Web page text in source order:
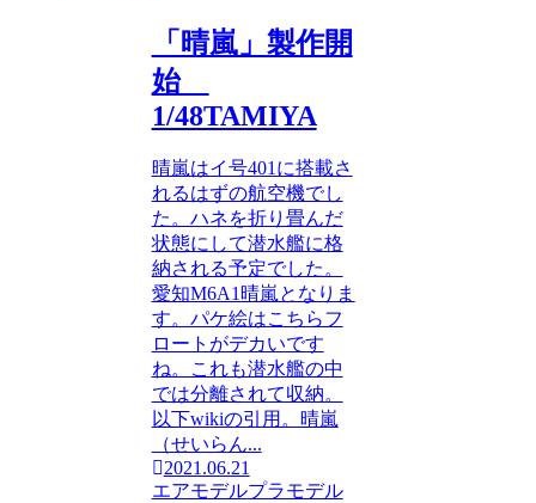
「晴嵐」製作開
始
1/48TAMIYA
晴嵐はイ号401に搭載さ
れるはずの航空機でし
た。ハネを折り畳んだ
状態にして潜水艦に格
納される予定でした。
愛知M6A1晴嵐となりま
す。パケ絵はこちらフ
ロートがデカいです
ね。これも潜水艦の中
では分離されて収納。
以下wikiの引用。晴嵐
（せいらん...
2021.06.21
エアモデルプラモデル